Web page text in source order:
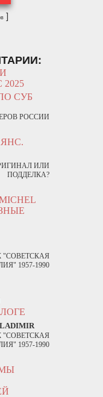
]
СУБ
РОССИИ
ИЛИ
ПОДДЕЛКА?
"СОВЕТСКАЯ
1957-1990
"СОВЕТСКАЯ
1957-1990